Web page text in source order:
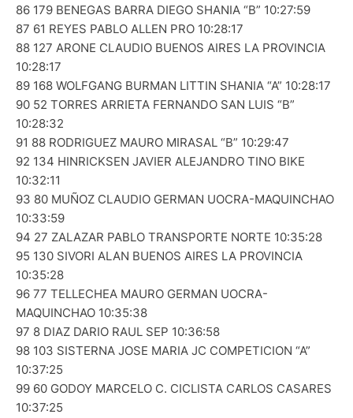
86 179 BENEGAS BARRA DIEGO SHANIA “B” 10:27:59
87 61 REYES PABLO ALLEN PRO 10:28:17
88 127 ARONE CLAUDIO BUENOS AIRES LA PROVINCIA
10:28:17
89 168 WOLFGANG BURMAN LITTIN SHANIA “A” 10:28:17
90 52 TORRES ARRIETA FERNANDO SAN LUIS “B”
10:28:32
91 88 RODRIGUEZ MAURO MIRASAL “B” 10:29:47
92 134 HINRICKSEN JAVIER ALEJANDRO TINO BIKE
10:32:11
93 80 MUÑOZ CLAUDIO GERMAN UOCRA-MAQUINCHAO
10:33:59
94 27 ZALAZAR PABLO TRANSPORTE NORTE 10:35:28
95 130 SIVORI ALAN BUENOS AIRES LA PROVINCIA
10:35:28
96 77 TELLECHEA MAURO GERMAN UOCRA-
MAQUINCHAO 10:35:38
97 8 DIAZ DARIO RAUL SEP 10:36:58
98 103 SISTERNA JOSE MARIA JC COMPETICION “A”
10:37:25
99 60 GODOY MARCELO C. CICLISTA CARLOS CASARES
10:37:25